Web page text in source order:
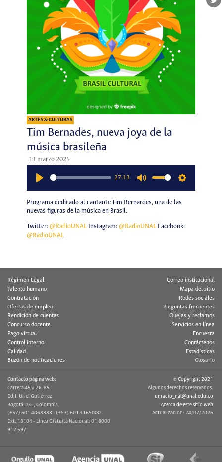
ARTES & CULTURAS
Tim Bernades, nueva joya de la
música brasileña
13 marzo 2025
27:13
Programa dedicado al cantante Tim Bernardes, una de las
nuevas figuras de la música en Brasil.
Twitter: @RadioUNALInstagram: @RadioUNALFacebook:
@RadioUNAL
Régimen Legal
Talento humano
Contratación
Ofertas de empleo
Rendición de cuentas
Concurso docente
Pago virtual
Control interno
Calidad
Buzón de notificaciones
Correo institucional
Mapa del sitio
Redes sociales
Preguntas frecuentes
Quejas y reclamos
Servicios en línea
Encuesta
Contáctenos
Estadísticas
Glosario
Contacto página web:
Carrera 45 # 26-85
Edif. Uriel Gutiérrez
Bogotá D.C., Colombia
(+57) 601 4068888 - (+57) 601 3165000
Ext. 18104 - Línea Gratuita Nacional: 01 8000
912 597
© Copyright 2021
Algunos derechos reservados.
unradio_nal@unal.edu.co
Acerca de este sitio web
Actualización: 24/07/2026